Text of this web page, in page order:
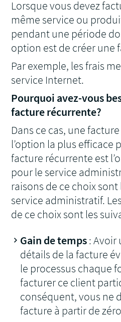
Lorsque vous devez
même service ou
pendant une période
option est de créer une
Par exemple, les frais
service Internet.
Pourquoi avez-vous
facture récurrente?
Dans ce cas, une
l’option la plus efficace
facture récurrente est
pour le service
raisons de ce choix
service administratif.
de ce choix sont les
Gain de temps: Avoir
détails de la facture
le processus chaque
facturer ce client
conséquent, vous ne
facture à partir de